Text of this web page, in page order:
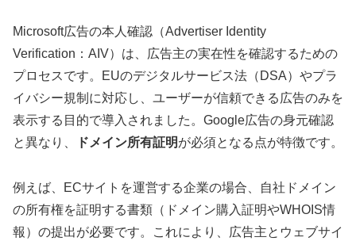
Microsoft広告の本人確認（Advertiser Identity
Verification：AIV）は、広告主の実在性を確認するための
プロセスです。EUのデジタルサービス法（DSA）やプラ
イバシー規制に対応し、ユーザーが信頼できる広告のみを
表示する目的で導入されました。Google広告の身元確認
と異なり、
ドメイン所有証明が必須となる点が特徴です。
例えば、ECサイトを運営する企業の場合、自社ドメイン
の所有権を証明する書類（ドメイン購入証明やWHOIS情
報）の提出が必要です。これにより、広告主とウェブサイ